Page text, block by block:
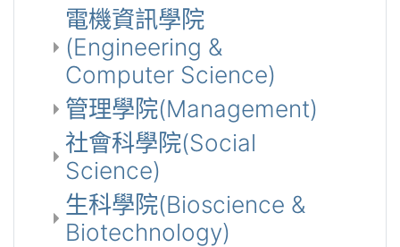
電機資訊學院
(Engineering &
Computer Science)
管理學院(Management)
社會科學院(Social
Science)
生科學院(Bioscience &
Biotechnology)